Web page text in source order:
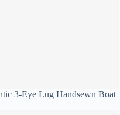
3-Eye Lug Handsewn Boat